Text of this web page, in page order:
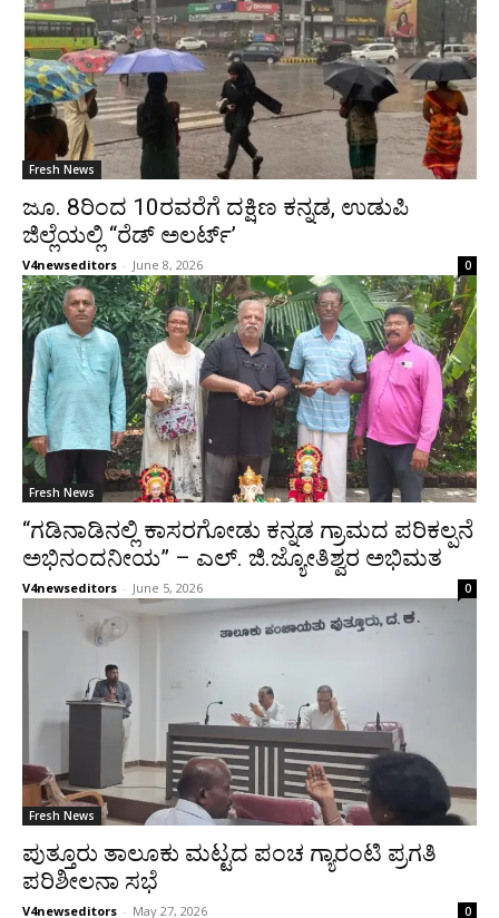
Fresh News
ಜೂ. 8ರಿಂದ 10ರವರೆಗೆ ದಕ್ಷಿಣ ಕನ್ನಡ, ಉಡುಪಿ
ಜಿಲ್ಲೆಯಲ್ಲಿ “ರೆಡ್‌ ಅಲರ್ಟ್‌’
V4newseditors - June 8, 2026 0
Fresh News
“ಗಡಿನಾಡಿನಲ್ಲಿ ಕಾಸರಗೋಡು ಕನ್ನಡ ಗ್ರಾಮದ ಪರಿಕಲ್ಪನೆ
ಅಭಿನಂದನೀಯ” – ಎಲ್. ಜಿ.ಜ್ಯೋತಿಶ್ವರ ಅಭಿಮತ
V4newseditors - June 5, 2026 0
Fresh News
ಪುತ್ತೂರು ತಾಲೂಕು ಮಟ್ಟದ ಪಂಚ ಗ್ಯಾರಂಟಿ ಪ್ರಗತಿ
ಪರಿಶೀಲನಾ ಸಭೆ
V4newseditors - May 27, 2026 0